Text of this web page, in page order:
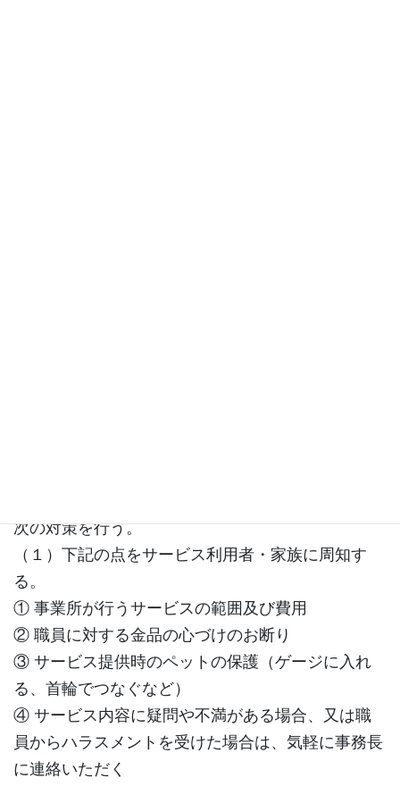
次の対策を行う。
（１）下記の点をサービス利用者・家族に周知す
る。
① 事業所が行うサービスの範囲及び費用
② 職員に対する金品の心づけのお断り
③ サービス提供時のペットの保護（ゲージに入れ
る、首輪でつなぐなど）
④ サービス内容に疑問や不満がある場合、又は職
員からハラスメントを受けた場合は、気軽に事務長
に連絡いただく